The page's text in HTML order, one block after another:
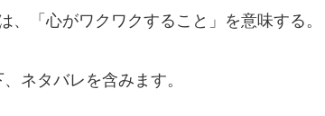
、「心がワクワクすること」を意味する。
ネタバレを含みます。